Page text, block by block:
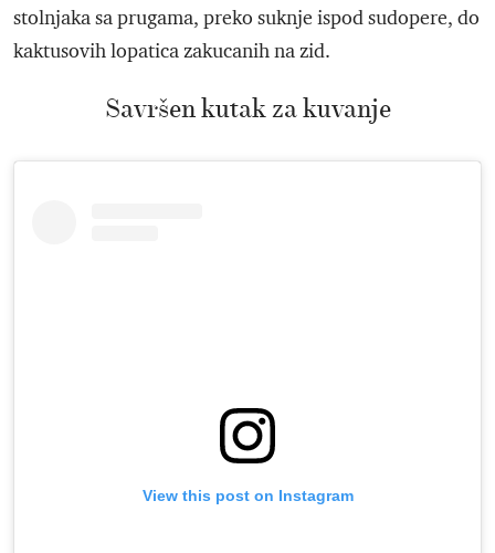
stolnjaka sa prugama, preko suknje ispod sudopere, do
kaktusovih lopatica zakucanih na zid.
Savršen kutak za kuvanje
View this post on Instagram